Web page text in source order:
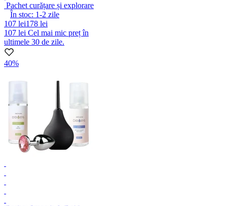
Pachet curățare și explorare
În stoc: 1-2 zile
107 lei178 lei
107 lei Cel mai mic preț în
ultimele 30 de zile.
40%